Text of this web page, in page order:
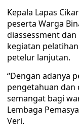
Kepala Lapas
peserta Warga
diassessment
kegiatan
petelur lanjutan.
“Dengan adanya
pengetahuan dan
semangat bagi
Lembaga
Veri.